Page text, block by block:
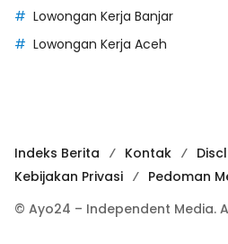
Lowongan Kerja Banjar
Lowongan Kerja Aceh
Indeks Berita Kontak
Kebijakan Privasi
Pedoman
© Ayo24 – Independent Media.